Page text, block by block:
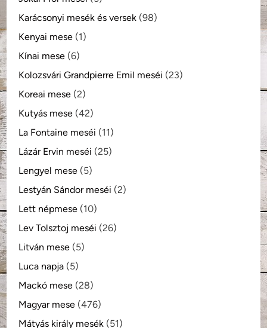
Karácsonyi mesék és versek (98)
Kenyai mese (1)
Kínai mese (6)
Kolozsvári Grandpierre Emil meséi (23)
Koreai mese (2)
Kutyás mese (42)
La Fontaine meséi (11)
Lázár Ervin meséi (25)
Lengyel mese (5)
Lestyán Sándor meséi (2)
Lett népmese (10)
Lev Tolsztoj meséi (26)
Litván mese (5)
Luca napja (5)
Mackó mese (28)
Magyar mese (476)
Mátyás király mesék (51)